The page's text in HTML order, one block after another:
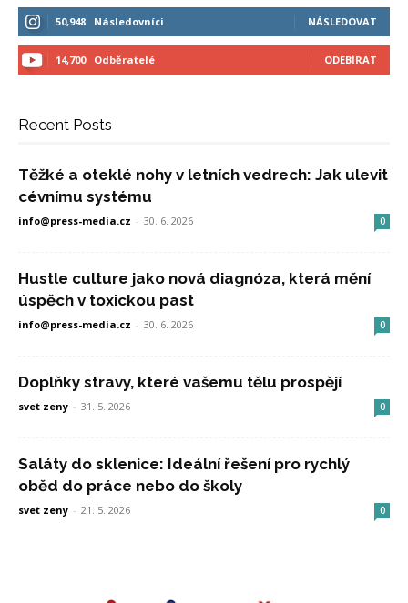
50,948 Následovníci NÁSLEDOVAT
14,700 Odběratelé ODEBÍRAT
Recent Posts
Těžké a oteklé nohy v letních vedrech: Jak ulevit
cévnímu systému
info@press-media.cz - 30. 6. 2026 0
Hustle culture jako nová diagnóza, která mění
úspěch v toxickou past
info@press-media.cz - 30. 6. 2026 0
Doplňky stravy, které vašemu tělu prospějí
svet zeny - 31. 5. 2026 0
Saláty do sklenice: Ideální řešení pro rychlý
oběd do práce nebo do školy
svet zeny - 21. 5. 2026 0